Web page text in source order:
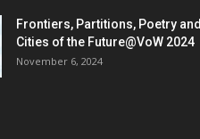
Frontiers, Partitions, Poetry and
Cities of the Future@VoW 2024
November 6, 2024